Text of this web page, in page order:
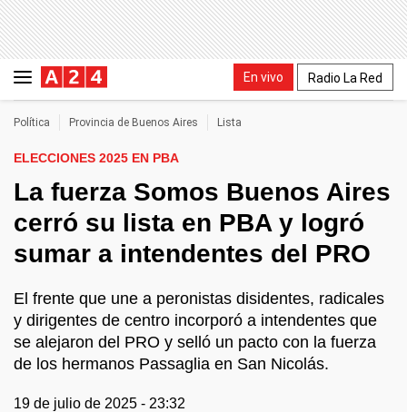
En vivo Radio La Red
Política Provincia de Buenos Aires Lista
ELECCIONES 2025 EN PBA
La fuerza Somos Buenos Aires
cerró su lista en PBA y logró
sumar a intendentes del PRO
El frente que une a peronistas disidentes, radicales
y dirigentes de centro incorporó a intendentes que
se alejaron del PRO y selló un pacto con la fuerza
de los hermanos Passaglia en San Nicolás.
19 de julio de 2025 - 23:32